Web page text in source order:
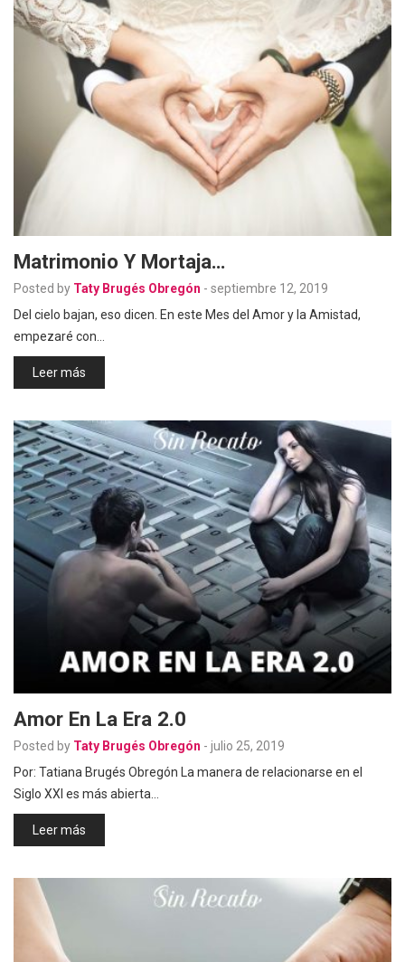
Matrimonio Y Mortaja…
Posted by Taty Brugés Obregón - septiembre 12, 2019
Del cielo bajan, eso dicen. En este Mes del Amor y la Amistad,
empezaré con…
Leer más
Amor En La Era 2.0
Posted by Taty Brugés Obregón - julio 25, 2019
Por: Tatiana Brugés Obregón La manera de relacionarse en el
Siglo XXI es más abierta…
Leer más